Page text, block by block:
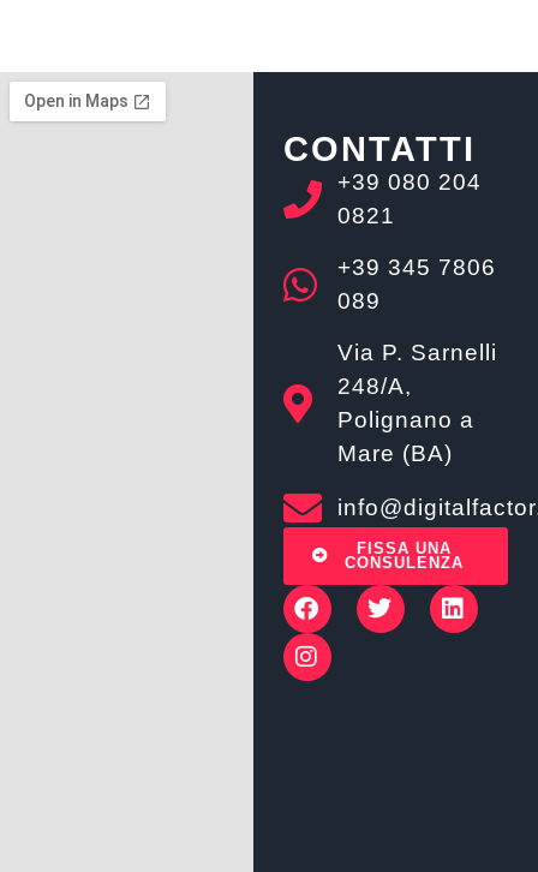
CONTATTI
+39 080 204
0821
+39 345 7806
089
Via P. Sarnelli
248/A,
Polignano a
Mare (BA)
FISSA UNA
CONSULENZA